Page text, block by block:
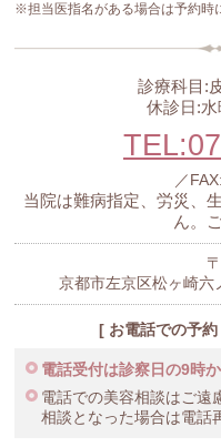
※担当医指名がある場合は予約時
診療科目:
休診日:
／
当院は難病指定、労災、
ん。
京都市左京区松ヶ崎
[ お電話での予
電話受付は診察日の9時
電話での美容相談はご遠
相談となった場合は電話